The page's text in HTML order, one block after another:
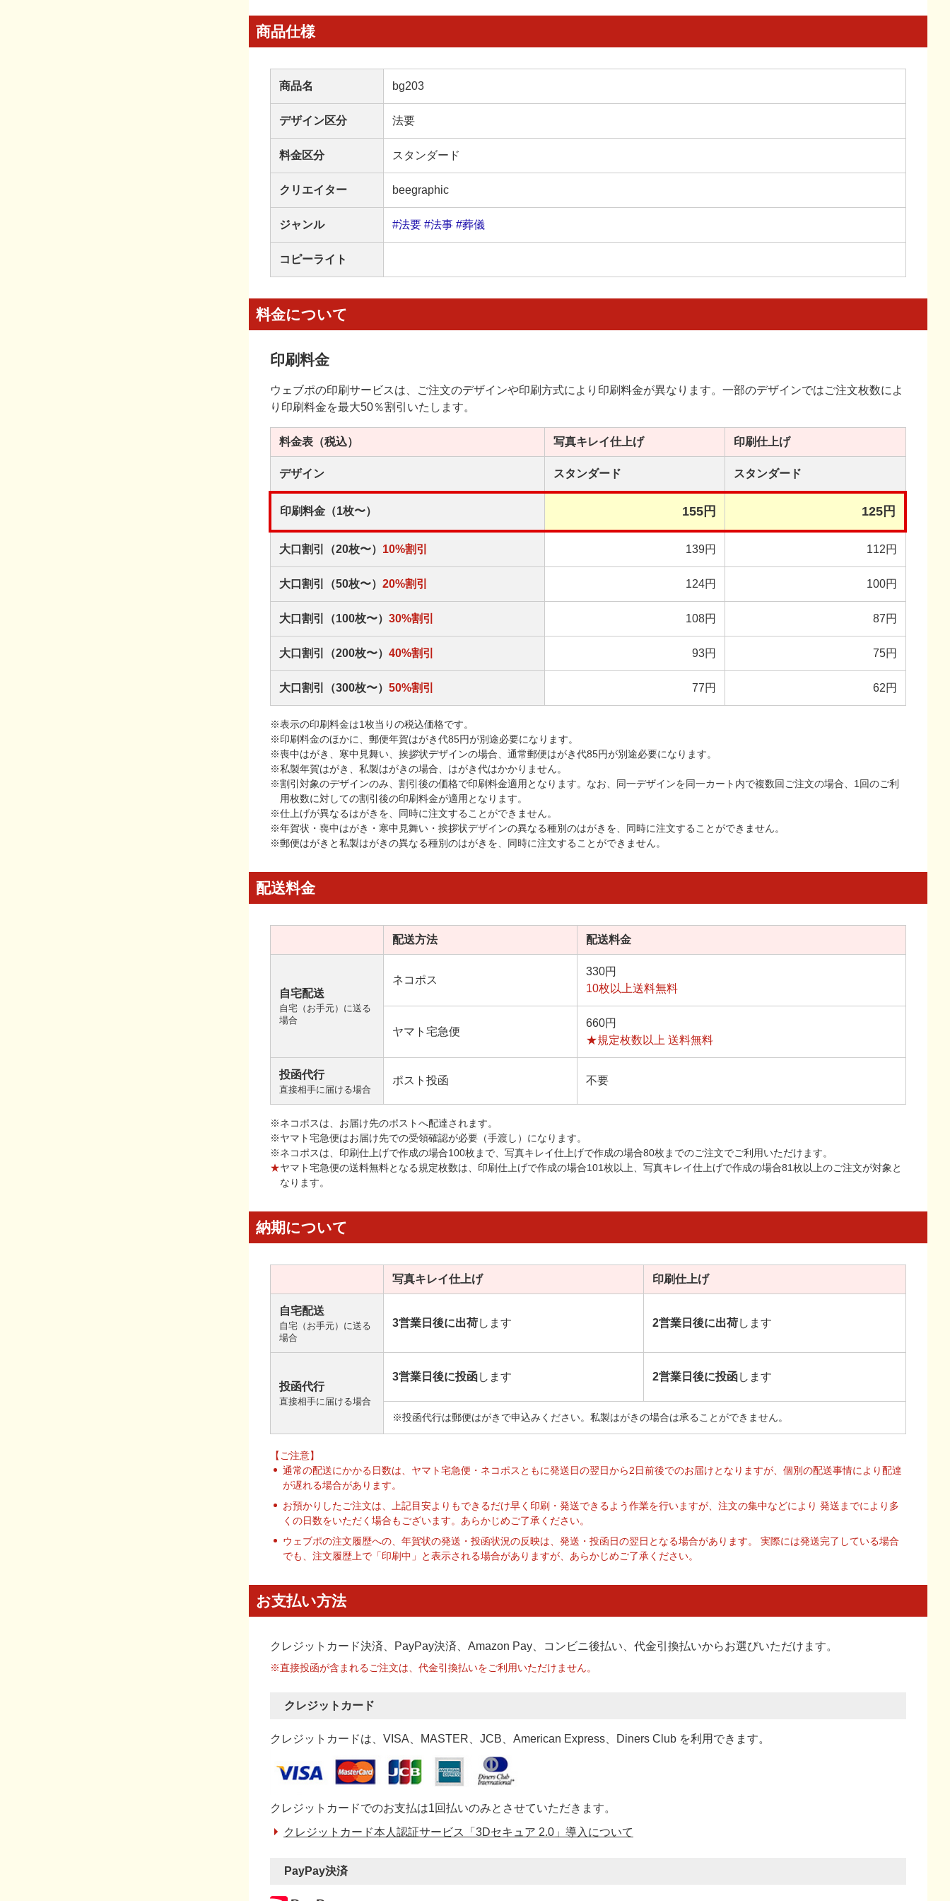
商品仕様
商品名 bg203
デザイン区分 法要
料金区分 スタンダード
クリエイター beegraphic
ジャンル #法要 #法事 #葬儀
コピーライト
料金について
印刷料金
ウェブポの印刷サービスは、ご注文のデザインや印刷方式により印刷料金が異なります。一部のデザインではご注文枚数によ
り印刷料金を最大50％割引いたします。
料金表 （税込） 写真キレイ仕上げ 印刷仕上げ
デザイン スタンダード スタンダード
印刷料金（1枚〜） 155円 125円
大口割引（20枚〜） 10%割引 139円 112円
大口割引（50枚〜） 20%割引 124円 100円
大口割引（100枚〜） 30%割引 108円 87円
大口割引（200枚〜） 40%割引 93円 75円
大口割引（300枚〜） 50%割引 77円 62円
※表示の印刷料金は1枚当りの税込価格です。
※印刷料金のほかに、郵便年賀はがき代85円が別途必要になります。
※喪中はがき、寒中見舞い、挨拶状デザインの場合、通常郵便はがき代85円が別途必要になります。
※私製年賀はがき、私製はがきの場合、はがき代はかかりません。
※割引対象のデザインのみ、割引後の価格で印刷料金適用となります。なお、同一デザインを同一カート内で複数回ご注文の場合、1回のご利
用枚数に対しての割引後の印刷料金が適用となります。
※仕上げが異なるはがきを、同時に注文することができません。
※年賀状・喪中はがき・寒中見舞い・挨拶状デザインの異なる種別のはがきを、同時に注文することができません。
※郵便はがきと私製はがきの異なる種別のはがきを、同時に注文することができません。
配送料金
配送方法 配送料金
自宅配送
自宅（お手元）に送る
場合
ネコポス
330円
10枚以上送料無料
ヤマト宅急便
660円
★規定枚数以上 送料無料
投函代行
直接相手に届ける場合
ポスト投函 不要
※ネコポスは、お届け先のポストへ配達されます。
※ヤマト宅急便はお届け先での受領確認が必要（手渡し）になります。
※ネコポスは、印刷仕上げで作成の場合100枚まで、写真キレイ仕上げで作成の場合80枚までのご注文でご利用いただけます。
★ヤマト宅急便の送料無料となる規定枚数は、印刷仕上げで作成の場合101枚以上、写真キレイ仕上げで作成の場合81枚以上のご注文が対象と
なります。
納期について
写真キレイ仕上げ 印刷仕上げ
自宅配送
自宅（お手元）に送る
場合
3営業日後に出荷します 2営業日後に出荷します
投函代行
直接相手に届ける場合
3営業日後に投函します 2営業日後に投函します
※投函代行は郵便はがきで申込みください。私製はがきの場合は承ることができません。
【ご注意】
通常の配送にかかる日数は、ヤマト宅急便・ネコポスともに発送日の翌日から2日前後でのお届けとなりますが、個別の配送事情により配達
が遅れる場合があります。
お預かりしたご注文は、上記目安よりもできるだけ早く印刷・発送できるよう作業を行いますが、注文の集中などにより 発送までにより多
くの日数をいただく場合もございます。あらかじめご了承ください。
ウェブポの注文履歴への、年賀状の発送・投函状況の反映は、発送・投函日の翌日となる場合があります。 実際には発送完了している場合
でも、注文履歴上で「印刷中」と表示される場合がありますが、あらかじめご了承ください。
お支払い方法
クレジットカード決済、PayPay決済 、Amazon Pay、コンビニ後払い、代金引換払いからお選びいただけます。
※直接投函が含まれるご注文は、代金引換払いをご利用いただけません。
クレジットカード
クレジットカードは、VISA、MASTER、JCB、American Express、Diners Club を利用できます。
クレジットカードでのお支払は1回払いのみとさせていただきます。
クレジットカード本人認証サービス「3Dセキュア 2.0」導入について
PayPay決済